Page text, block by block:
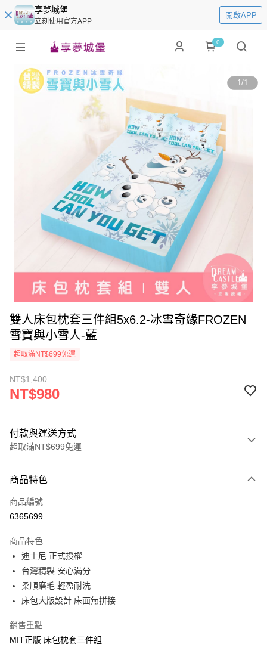
享夢城堡
立刻使用官方APP
開啟APP
0
1/1
雙人床包枕套三件組5x6.2-冰雪奇緣FROZEN
雪寶與小雪人-藍
超取滿NT$699免運
NT$1,400
NT$980
付款與運送方式
超取滿NT$699免運
信用卡一次付款
超商取貨付款
Apple Pay
街口支付
悠遊付
Google Pay
ATM付款
商品特色
商品編號
6365699
商品特色
迪士尼 正式授權
台灣精製 安心滿分
柔順磨毛 輕盈耐洗
床包大版設計 床面無拼接
銷售重點
MIT正版 床包枕套三件組